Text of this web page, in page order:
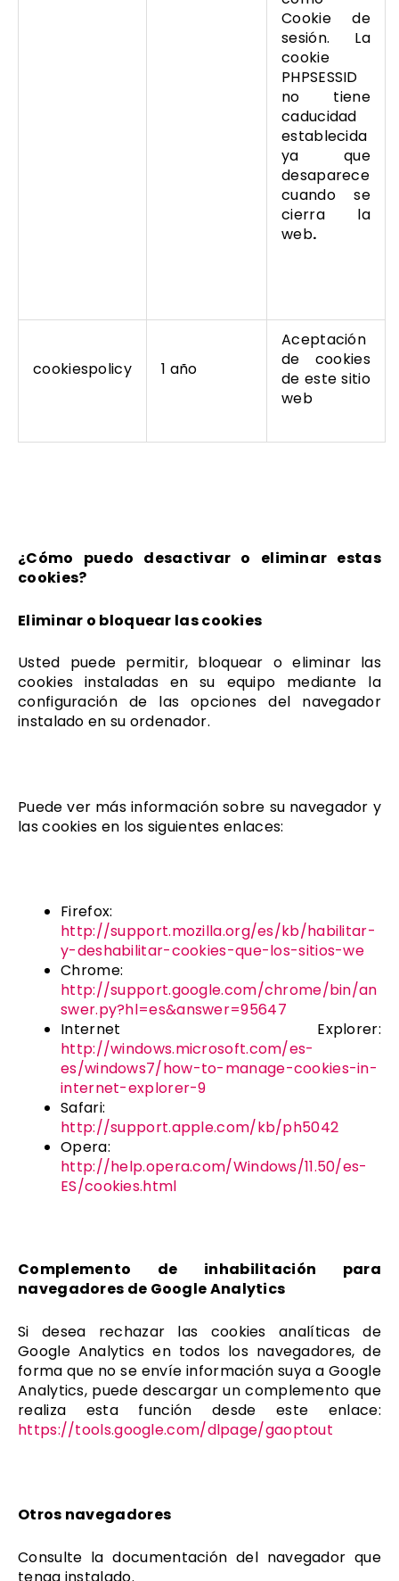
Cookie de
sesión. La
cookie
PHPSESSID
no tiene
caducidad
establecida
ya que
desaparece
cuando se
cierra la
web.
cookiespolicy 1 año
Aceptación
de cookies
de este sitio
web
¿Cómo puedo desactivar o eliminar estas
cookies?
Eliminar o bloquear las cookies
Usted puede permitir, bloquear o eliminar las
cookies instaladas en su equipo mediante la
configuración de las opciones del navegador
instalado en su ordenador.
Puede ver más información sobre su navegador y
las cookies en los siguientes enlaces:
Firefox:
http://support.mozilla.org/es/kb/habilitar-
y-deshabilitar-cookies-que-los-sitios-we
Chrome:
http://support.google.com/chrome/bin/an
swer.py?hl=es&answer=95647
Internet Explorer:
http://windows.microsoft.com/es-
es/windows7/how-to-manage-cookies-in-
internet-explorer-9
Safari:
http://support.apple.com/kb/ph5042
Opera:
http://help.opera.com/Windows/11.50/es-
ES/cookies.html
Complemento de inhabilitación para
navegadores de Google Analytics
Si desea rechazar las cookies analíticas de
Google Analytics en todos los navegadores, de
forma que no se envíe información suya a Google
Analytics, puede descargar un complemento que
realiza esta función desde este enlace:
https://tools.google.com/dlpage/gaoptout
Otros navegadores
Consulte la documentación del navegador que
tenga instalado.